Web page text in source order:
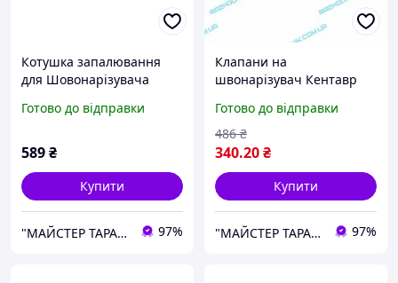
Котушка запалювання
для Шовонарізувача
Готово до відправки
589₴
Купити
"МАЙСТЕР ТАРАС" інтернет магазин запчастин та комплектуючих 97%
Клапани на
швонарізувач Кентавр
випускний)
Готово до відправки
340.20₴
486 ₴
Купити
"МАЙСТЕР ТАРАС" інтернет магазин запчастин та комплектуючих 97%